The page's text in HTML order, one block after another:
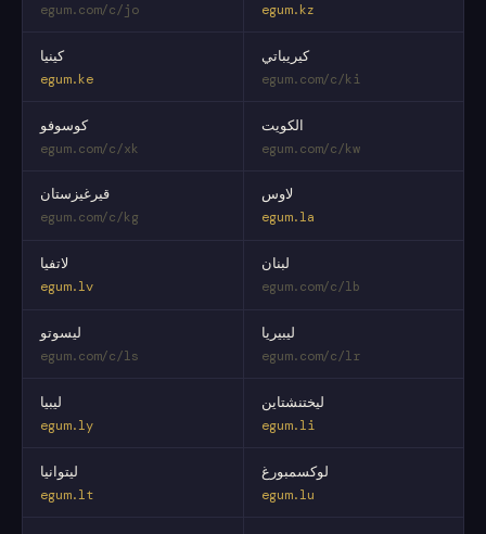
egum.com/c/jo egum.kz
كينيا
egum.ke
كيريباتي
egum.com/c/ki
كوسوفو
egum.com/c/xk
الكويت
egum.com/c/kw
قيرغيزستان
egum.com/c/kg
لاوس
egum.la
لاتفيا
egum.lv
لبنان
egum.com/c/lb
ليسوتو
egum.com/c/ls
ليبيريا
egum.com/c/lr
ليبيا
egum.ly
ليختنشتاين
egum.li
ليتوانيا
egum.lt
لوكسمبورغ
egum.lu